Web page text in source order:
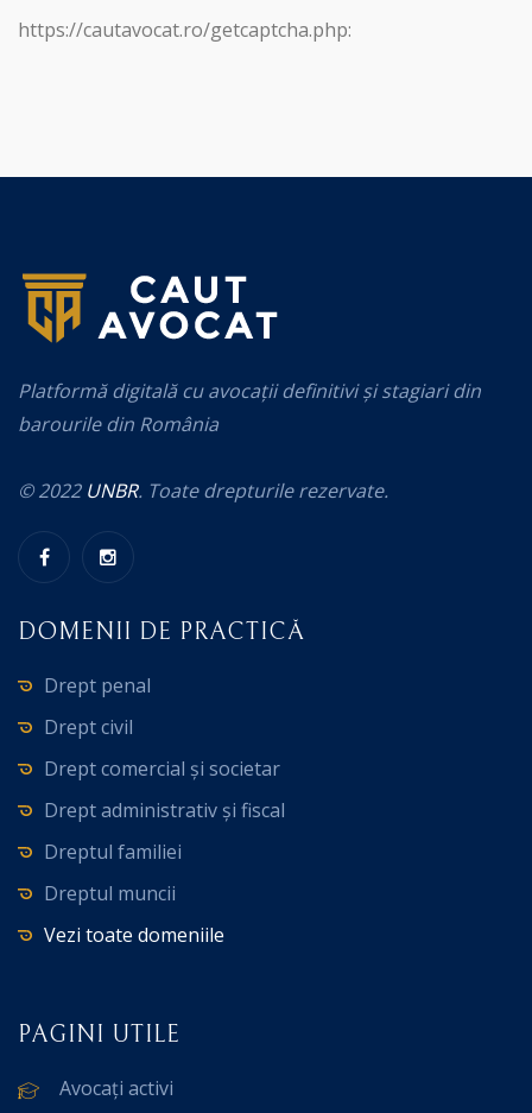
https://cautavocat.ro/getcaptcha.php:
Platformă digitală cu avocații definitivi și stagiari din
barourile din România
© 2022 UNBR. Toate drepturile rezervate.
DOMENII DE PRACTICĂ
Drept penal
Drept civil
Drept comercial și societar
Drept administrativ și fiscal
Dreptul familiei
Dreptul muncii
Vezi toate domeniile
PAGINI UTILE
Avocați activi